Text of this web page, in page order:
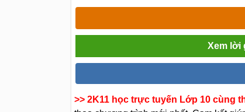
Xem lời
>> 2K11 học trực tuyến Lớp 10 cùng